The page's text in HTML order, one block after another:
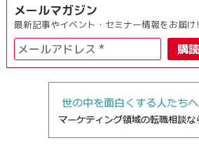
メールマガジン
最新記事やイベント・セミナー情報をお届け!